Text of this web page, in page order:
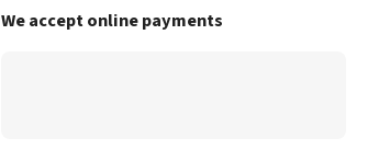
We accept online payments